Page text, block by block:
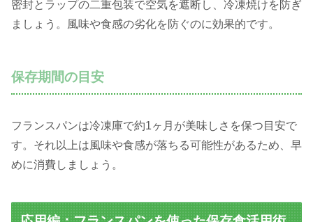
密封とラップの二重包装で空気を遮断し、冷凍焼けを防ぎ
ましょう。風味や食感の劣化を防ぐのに効果的です。
保存期間の目安
フランスパンは冷凍庫で約1ヶ月が美味しさを保つ目安で
す。それ以上は風味や食感が落ちる可能性があるため、早
めに消費しましょう。